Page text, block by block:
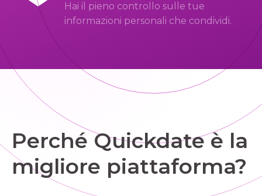
Hai il pieno controllo sulle tue
informazioni personali che condividi.
Perché Quickdate è la
migliore piattaforma?